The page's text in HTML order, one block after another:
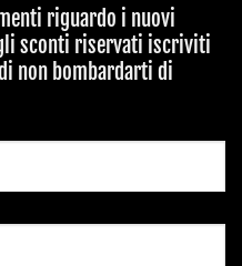
riguardo i nuovi
sconti riservati iscriviti
non bombardarti di